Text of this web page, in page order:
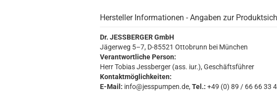
Hersteller Informationen - Angaben zur
Dr. JESSBERGER GmbH
Jägerweg 5–7, D-85521 Ottobrunn bei München
Verantwortliche Person:
Herr Tobias Jessberger (ass. iur.), Geschäftsführer
Kontaktmöglichkeiten:
E-Mail: info@jesspumpen.de, Tel.: +49 (0) 89 / 66 66 33